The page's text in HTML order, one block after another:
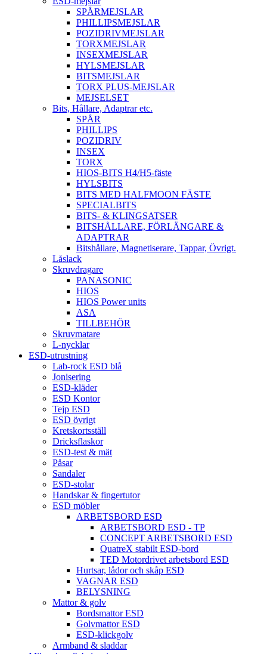
SPÅRMEJSLAR
PHILLIPSMEJSLAR
POZIDRIVMEJSLAR
TORXMEJSLAR
INSEXMEJSLAR
HYLSMEJSLAR
BITSMEJSLAR
TORX PLUS-MEJSLAR
MEJSELSET
Bits, Hållare, Adaptrar etc.
SPÅR
PHILLIPS
POZIDRIV
INSEX
TORX
HIOS-BITS H4/H5-fäste
HYLSBITS
BITS MED HALFMOON FÄSTE
SPECIALBITS
BITS- & KLINGSATSER
BITSHÅLLARE, FÖRLÄNGARE &
ADAPTRAR
Bitshållare, Magnetiserare, Tappar, Övrigt.
Låslack
Skruvdragare
PANASONIC
HIOS
HIOS Power units
ASA
TILLBEHÖR
Skruvmatare
L-nycklar
ESD-utrustning
Lab-rock ESD blå
Jonisering
ESD-kläder
ESD Kontor
Tejp ESD
ESD övrigt
Kretskortsställ
Dricksflaskor
ESD-test & mät
Påsar
Sandaler
ESD-stolar
Handskar & fingertutor
ESD möbler
ARBETSBORD ESD
ARBETSBORD ESD - TP
CONCEPT ARBETSBORD ESD
QuatreX stabilt ESD-bord
TED Motordrivet arbetsbord ESD
Hurtsar, lådor och skåp ESD
VAGNAR ESD
BELYSNING
Mattor & golv
Bordsmattor ESD
Golvmattor ESD
ESD-klickgolv
Armband & sladdar